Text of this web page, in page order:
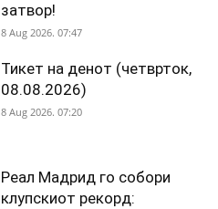
затвор!
8 Aug 2026. 07:47
Тикет на денот (четврток,
08.08.2026)
8 Aug 2026. 07:20
Реал Мадрид го собори
клупскиот рекорд: